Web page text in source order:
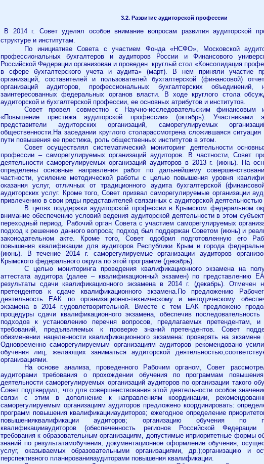
3.2. Развитие аудиторской профессии
В 2014 г. Совет уделял особое внимание вопросам развития аудиторской
структуре и институтам.
По инициативе Совета с участием Фонда «НСФО», Московской
профессиональных бухгалтеров и аудиторов России и Финансового
Российской Федерации организован и проведен круглый стол «Консолидация
в сфере бухгалтерского учета и аудита» (март). В нем приняли участие
организаций, составителей и пользователей бухгалтерской (финансовой)
организаций аудиторов, профессиональных бухгалтерских объединений,
заинтересованных федеральных органов власти. В ходе круглого стола
аудиторской и бухгалтерской профессии, ее основных атрибутов и институтов.
Совет провел совместно с Научно-исследовательским финансовым
«Повышение престижа аудиторской профессии» (октябрь). Участниками
представители аудиторских организаций, саморегулируемых
общественности.На заседании круглого столарассмотрена сложившаяся
пути повышения ее престижа, роль общественных институтов в этом.
Совет осуществлял систематический мониторинг деятельности
профессии – саморегулируемых организаций аудиторов. В частности, Совет
деятельности саморегулируемых организаций аудиторов в 2013 г. (июнь). На
определены основные направления работ по дальнейшему
частности, усиление методической работы с целью повышения уровня
оказания услуг, отличных от традиционного аудита бухгалтерской
аудиторских услуг. Кроме того, Совет призвал саморегулируемые организации
привлечению в свои ряды представителей связанных с аудиторской
В целях поддержки аудиторской профессии в Крымском федеральном
внимание обеспечению условий ведения аудиторской деятельности в этом
переходный период. Рабочий орган Совета с участием саморегулируемых
подход к решению данного вопроса; подход был поддержан Советом (июнь) и
законодательном акте. Кроме того, Совет одобрил подготовленную его
повышения квалификации для аудиторов Республики Крым и города
(июнь). В течение 2014 г. саморегулируемые организации аудиторов
Крымского федерального округа по этой программе (декабрь).
С целью мониторинга проведения квалификационного экзамена на
аттестата аудитора (далее – квалификационный экзамен) по представлению
результаты сдачи квалификационного экзамена в 2014 г. (декабрь). Отмечен
претендентов к сдаче квалификационного экзамена. По предложению
деятельность ЕАК по организационно-техническому и методическому
экзамена в 2014 г.удовлетворительной. Вместе с тем
ЕАК предложено
процедуры сдачи квалификационного экзамена, обеспечив
подходов к установлению перечня вопросов, предлагаемых претендентам, и
требований, предъявляемых к проверке знаний претендентов. Совет
обизменении нацеленности квалификационного экзамена: проверять на
Одновременно саморегулируемым организациям аудиторов рекомендовано
обучения лиц, желающих заниматься аудиторской
организациями.
На основе анализа, проведенного Рабочим органом, Совет
аудиторами требования о прохождении обучения по программам
деятельности саморегулируемых организаций аудиторов по организации такого
Совет подтвердил, что для совершенствования этой деятельности особое
связи с этим в дополнение к направлениям координации,
саморегулируемым организациям аудиторов предложено координировать:
программ повышения квалификацииаудиторов; ежегодное определение
повышенияквалификации аудиторов; организацию обучения по
квалификацииаудиторов (обеспеченность регионов Российской Федерации
требования к образовательным организациям, допустимые иприоритетные формы
знаний по результатамобучения, документационное оформление обучения,
услуг, оказываемых образовательными организациями, др.);организацию и
перспективного планированияаудиторами повышения квалификации.